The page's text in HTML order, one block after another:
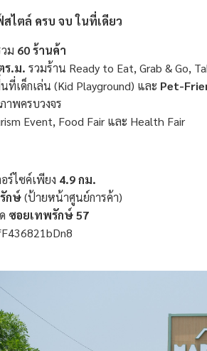
สไตล์ ครบ จบ ในที่เดียว
ม 60 ร้านค้า
ร.ม. รวมร้าน Ready to Eat, Grab & Go,
เด็กเล่น (Kid Playground) และ Pet-
าพครบวงจร
Event, Food Fair และ Health Fair
ร์ไซค์เพียง 4.9 กม.
กษ์(ป้ายหน้าศูนย์การค้า)
ซอยเทพรักษ์ 57